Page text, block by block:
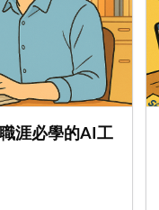
涯必學的AI工